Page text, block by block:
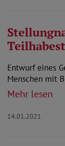
Entwurf eines
Menschen mit
Mehr lesen
14.01.2021